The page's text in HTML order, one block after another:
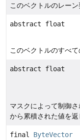
このベクトルのレーン
abstract float
このベクトルのすべ
abstract float
マスクによって制御
から累積された値を返
final ByteVector